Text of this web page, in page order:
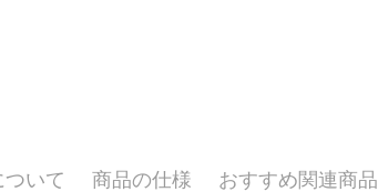
いて 商品の仕様 おすすめ関連商品